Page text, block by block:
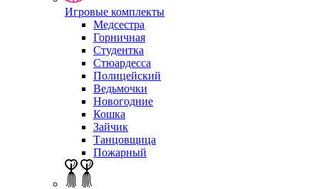
Игровые комплекты
Медсестра
Горничная
Студентка
Стюардесса
Полицейский
Ведьмочки
Новогодние
Кошка
Зайчик
Танцовщица
Пожарный